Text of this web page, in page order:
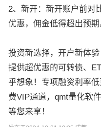
2、新开：新开账户前对
优惠，佣金低得超出预期
投资新选择，开户新体
提供超优惠的可转债、
乎想象！专项融资利率
费VIP通道，qmt量化软
等您来享！